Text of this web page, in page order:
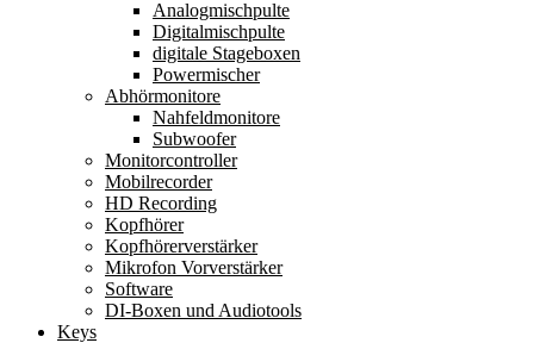
Analogmischpulte
Digitalmischpulte
digitale Stageboxen
Powermischer
Abhörmonitore
Nahfeldmonitore
Subwoofer
Monitorcontroller
Mobilrecorder
HD Recording
Kopfhörer
Kopfhörerverstärker
Mikrofon Vorverstärker
Software
DI-Boxen und Audiotools
Keys